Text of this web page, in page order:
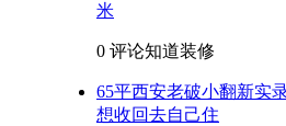
米
0 评论知道装修
65平西安老破小翻新实
想收回去自己住